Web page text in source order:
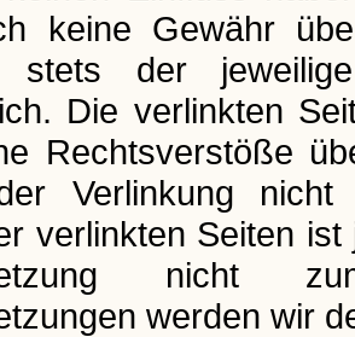
keine Gewähr
stets der
Die verlinkten
Rechtsverstöße
Verlinkung nicht
verlinkten Seiten
nicht
werden wir